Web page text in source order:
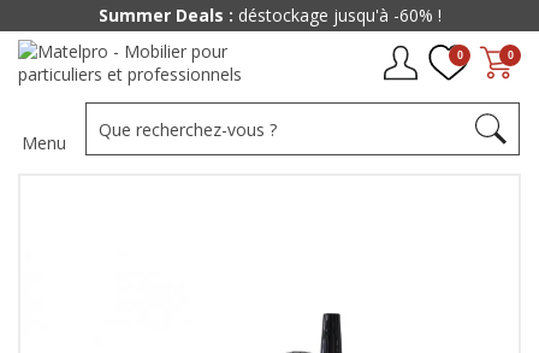
0
0
Menu
Summer Deals : déstockage jusqu'à -60% !